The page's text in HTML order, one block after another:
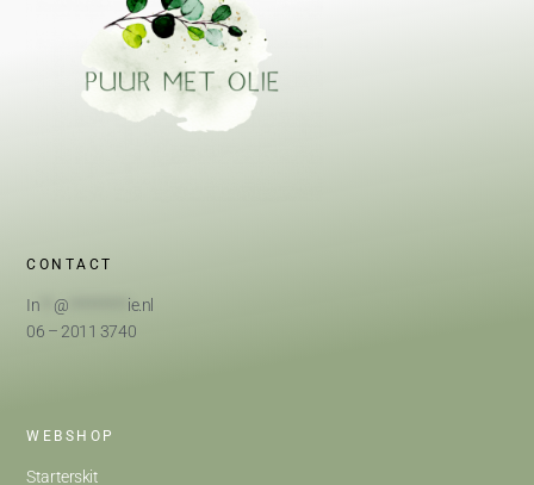
CONTACT
In @
ie.nl
06 – 2011 3740
WEBSHOP
Starterskit